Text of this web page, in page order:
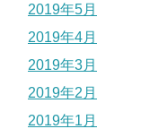
2019年5月
2019年4月
2019年3月
2019年2月
2019年1月